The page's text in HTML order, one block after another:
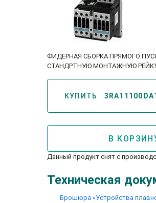
ФИДЕРНАЯ СБОРКА ПРЯМОГО
СТАНДРТНУЮ МОНТАЖНУЮ РЕЙКУ,
КУПИТЬ
В
Данный продукт снят с
Техническая
Брошюра «Устройства